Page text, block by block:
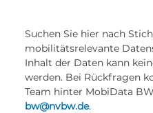
Suchen Sie hier nach
mobilitätsrelevante
Inhalt der Daten kann
werden. Bei Rückfragen
Team hinter MobiData
bw@nvbw.de.